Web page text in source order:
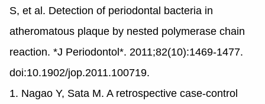
S, et al. Detection of periodontal bacteria in
atheromatous plaque by nested polymerase chain
reaction. *J Periodontol*. 2011;82(10):1469-1477.
doi:10.1902/jop.2011.100719.
1. Nagao Y, Sata M. A retrospective case-control